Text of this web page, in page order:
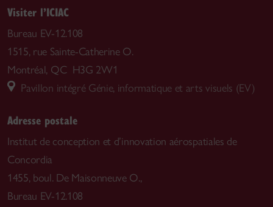
Visiter l’ICIAC
Bureau EV-12.108
1515, rue Sainte-Catherine O.
Montréal, QC H3G 2W1
Pavillon intégré Génie, informatique et arts visuels (EV)
Adresse postale
Institut de conception et d’innovation aérospatiales de
Concordia
1455, boul. De Maisonneuve O.,
Bureau EV-12.108